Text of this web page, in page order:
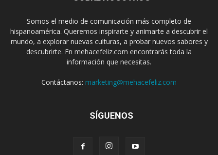
Somos el medio de comunicación más completo de
hispanoamérica. Queremos inspirarte y animarte a descubrir el
mundo, a explorar nuevas culturas, a probar nuevos sabores y
descubrirte. En mehacefeliz.com encontrarás toda la
información que necesitas.
Contáctanos: marketing@mehacefeliz.com
SÍGUENOS